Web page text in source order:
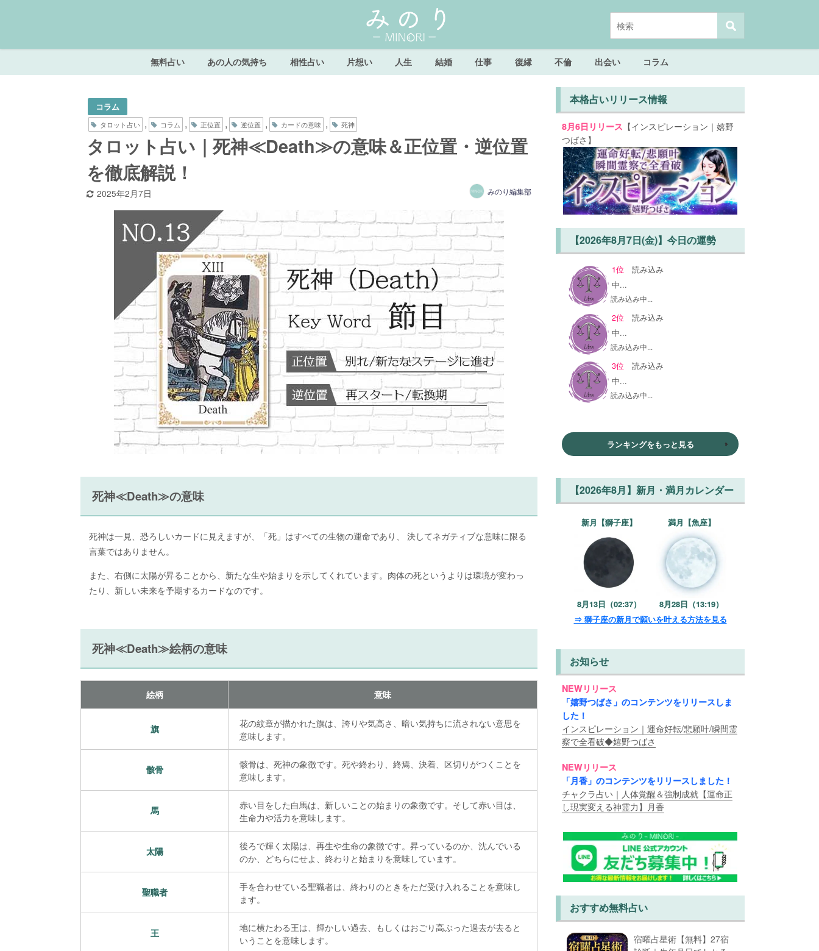
無料占い あの人の気持ち 相性占い 片想い 人生 結婚 仕事 復縁 不倫 出会い コラム
コラム
タロット占い , コラム , 正位置 , 逆位置 , カードの意味 , 死神
タロット占い｜死神≪Death≫の意味＆正位置・逆位置
を徹底解説！
2025年2月7日 みのり編集部
死神≪Death≫の意味
死神は一見、恐ろしいカードに見えますが、「死」はすべての生物の運命であり、 決してネガティブな意味に限る
言葉ではありません。
また、右側に太陽が昇ることから、新たな生や始まりを示してくれています。肉体の死というよりは環境が変わっ
たり、新しい未来を予期するカードなのです。
死神≪Death≫絵柄の意味
絵柄 意味
旗
花の紋章が描かれた旗は、誇りや気高さ、暗い気持ちに流されない意思を
意味します。
骸骨
骸骨は、死神の象徴です。死や終わり、終焉、決着、区切りがつくことを
意味します。
馬
赤い目をした白馬は、新しいことの始まりの象徴です。そして赤い目は、
生命力や活力を意味します。
太陽
後ろで輝く太陽は、再生や生命の象徴です。昇っているのか、沈んでいる
のか、どちらにせよ、終わりと始まりを意味しています。
聖職者
手を合わせている聖職者は、終わりのときをただ受け入れることを意味し
ます。
王
地に横たわる王は、輝かしい過去、もしくはおごり高ぶった過去が去ると
いうことを意味します。
本格占いリリース情報
8月6日リリース 【インスピレーション｜嬉野
つばさ】
【2026年8月7日(金)】今日の運勢
1位読み込み
中...
読み込み中...
2位読み込み
中...
読み込み中...
3位読み込み
中...
読み込み中...
ランキングをもっと見る
【2026年8月】新月・満月カレンダー
新月【獅子座】
8月13日（02:37）
満月【魚座】
8月28日（13:19）
⇒ 獅子座の新月で願いを叶える方法を見る
お知らせ
NEWリリース
「嬉野つばさ」のコンテンツをリリースしま
した！
インスピレーション｜運命好転/悲願叶/瞬間霊
察で全看破◆嬉野つばさ
NEWリリース
「月香」のコンテンツをリリースしました！
チャクラ占い｜人体覚醒＆強制成就【運命正
し現実変える神霊力】月香
おすすめ無料占い
宿曜占星術【無料】27宿